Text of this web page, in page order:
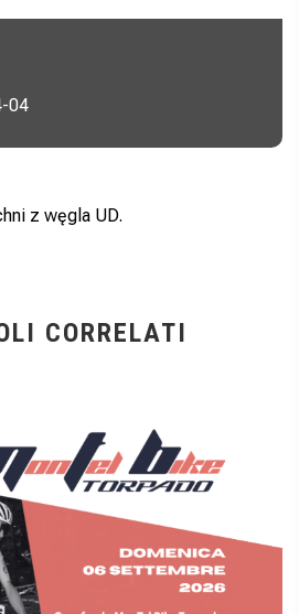
04
z węgla UD.
CORRELATI